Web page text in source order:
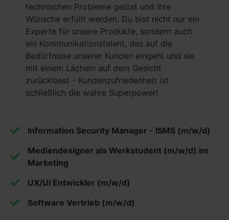
technischen Probleme gelöst und ihre
Wünsche erfüllt werden. Du bist nicht nur ein
Experte für unsere Produkte, sondern auch
ein Kommunikationstalent, das auf die
Bedürfnisse unserer Kunden eingeht und sie
mit einem Lächeln auf dem Gesicht
zurücklässt - Kundenzufriedenheit ist
schließlich die wahre Superpower!
Information Security Manager - ISMS (m/w/d)
Mediendesigner als Werkstudent (m/w/d) im
Marketing
UX/UI Entwickler (m/w/d)
Software Vertrieb (m/w/d)